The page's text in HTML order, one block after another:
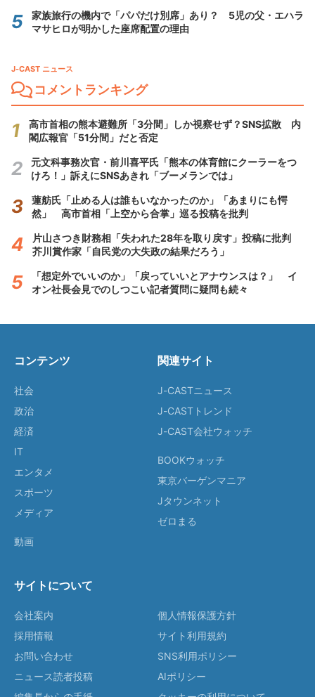
家族旅行の機内で「パパだけ別席」あり？ 5児の父・エハラ
マサヒロが明かした座席配置の理由
J-CAST ニュース
コメントランキング
高市首相の熊本避難所「3分間」しか視察せず？SNS拡散 内
閣広報官「51分間」だと否定
元文科事務次官・前川喜平氏「熊本の体育館にクーラーをつ
けろ！」訴えにSNSあきれ「ブーメランでは」
蓮舫氏「止める人は誰もいなかったのか」「あまりにも愕
然」 高市首相「上空から合掌」巡る投稿を批判
片山さつき財務相「失われた28年を取り戻す」投稿に批判
芥川賞作家「自民党の大失政の結果だろう」
「想定外でいいのか」「戻っていいとアナウンスは？」 イ
オン社長会見でのしつこい記者質問に疑問も続々
コンテンツ
社会
政治
経済
IT
エンタメ
スポーツ
メディア
動画
関連サイト
J-CASTニュース
J-CASTトレンド
J-CAST会社ウォッチ
BOOKウォッチ
東京バーゲンマニア
Jタウンネット
ゼロまる
サイトについて
会社案内
採用情報
お問い合わせ
ニュース読者投稿
個人情報保護方針
サイト利用規約
SNS利用ポリシー
AIポリシー